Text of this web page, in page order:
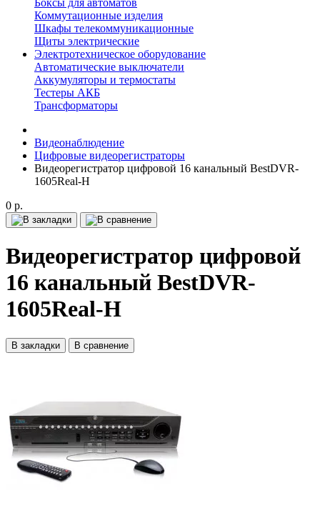
Боксы для автоматов
Коммутационные изделия
Шкафы телекоммуникационные
Щиты электрические
Электротехническое оборудование
Автоматические выключатели
Аккумуляторы и термостаты
Тестеры АКБ
Трансформаторы
Видеонаблюдение
Цифровые видеорегистраторы
Видеорегистратор цифровой 16 канальный BestDVR-
1605Real-H
0 р.
Видеорегистратор цифровой
16 канальный BestDVR-
1605Real-H
В закладки В сравнение